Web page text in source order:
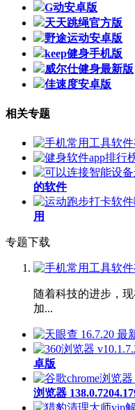
G动安卓版
天天跳绳官方版
野途运动安卓版
keep健身手机版
威尔仕健身最新版
佳速度安卓版
相关专题
的软件
用
专题下载
随着科技的进步，
加...
卓版
浏览器